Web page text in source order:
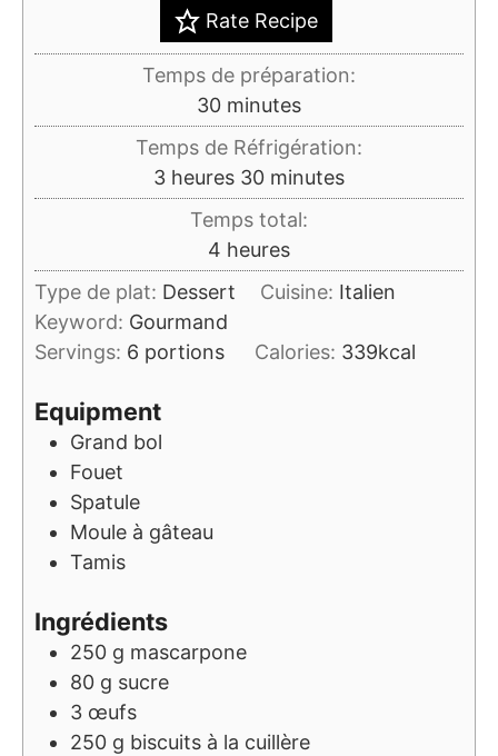
Rate Recipe
Temps de préparation:
30minutes
minutes
Temps de Réfrigération:
3heures
heures 30minutes
minutes
Temps total:
4 heures
heures
Type de plat: Dessert Cuisine: Italien
Keyword: Gourmand
Servings: 6 portions Calories: 339kcal
Equipment
Grand bol
Fouet
Spatule
Moule à gâteau
Tamis
Ingrédients
250 g mascarpone
80 g sucre
3 œufs
250 g biscuits à la cuillère